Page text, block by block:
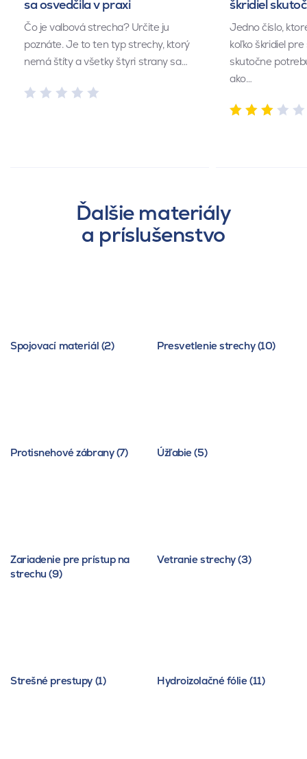
sa osvedčila v praxi
Čo je valbová strecha? Určite ju
poznáte. Je to ten typ strechy, ktorý
nemá štíty a všetky štyri strany sa…
škridiel
Jedno číslo,
koľko škridiel
skutočne
ako…
Ďalšie materiály
a príslušenstvo
Spojovací materiál (2) Presvetlenie strechy (10)
Protisnehové zábrany (7) Úžľabie (5)
Zariadenie pre prístup na
strechu (9)
Vetranie strechy (3)
Strešné prestupy (1) Hydroizolačné fólie (11)